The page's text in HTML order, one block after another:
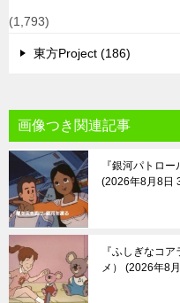
(1,793)
東方Project (186)
画像つき関連記事
『銀河パトロ
2026年8月8日
『ふしぎなコ
メ）
2026年8